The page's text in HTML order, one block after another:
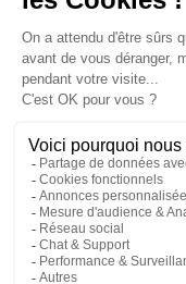
Rejoignez-nous
Offizielle Website -